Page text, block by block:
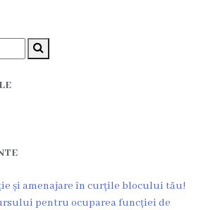
și amenajare în curțile blocului tău!
pentru ocuparea funcției de